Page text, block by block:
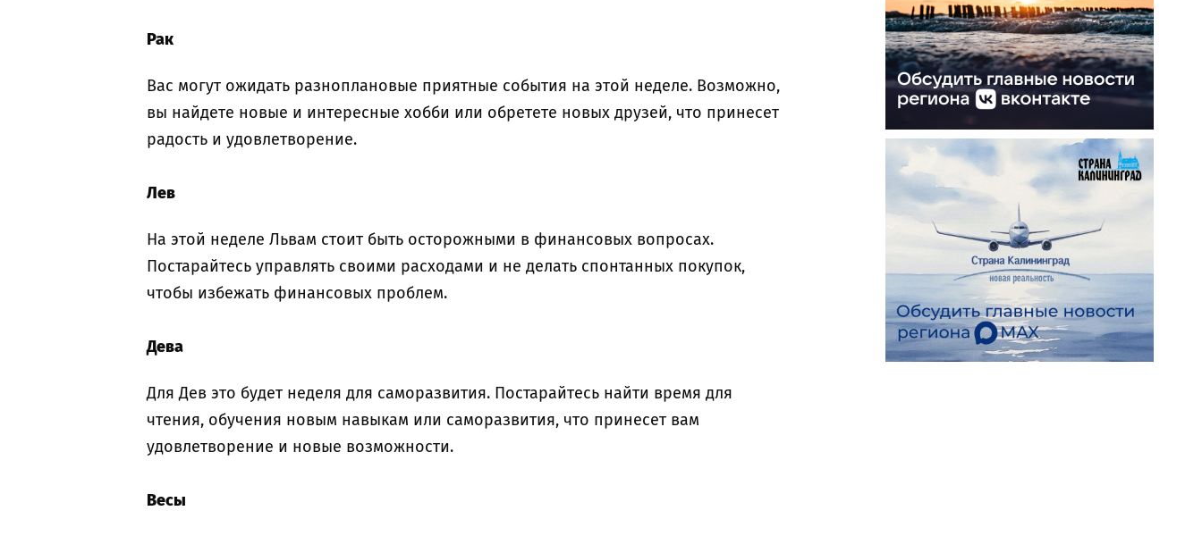
Рак
Вас могут ожидать разноплановые приятные события на этой неделе. Возможно,
вы найдете новые и интересные хобби или обретете новых друзей, что принесет
радость и удовлетворение.
Лев
На этой неделе Львам стоит быть осторожными в финансовых вопросах.
Постарайтесь управлять своими расходами и не делать спонтанных покупок,
чтобы избежать финансовых проблем.
Дева
Для Дев это будет неделя для саморазвития. Постарайтесь найти время для
чтения, обучения новым навыкам или саморазвития, что принесет вам
удовлетворение и новые возможности.
Весы